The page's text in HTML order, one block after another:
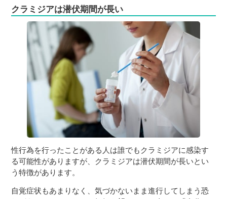
クラミジアは潜伏期間が長い
性行為を行ったことがある人は誰でもクラミジアに感染す
る可能性がありますが、クラミジアは潜伏期間が長いとい
う特徴があります。
自覚症状もあまりなく、気づかないまま進行してしまう恐